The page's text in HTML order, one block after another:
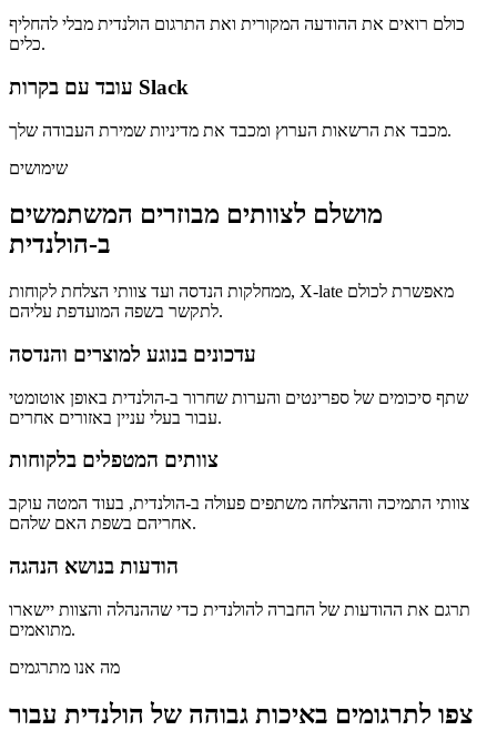
כולם רואים את ההודעה המקורית ואת התרגום הולנדית מבלי להחליף
כלים.
עובד עם בקרות Slack
מכבד את הרשאות הערוץ ומכבד את מדיניות שמירת העבודה שלך.
שימושים
מושלם לצוותים מבוזרים המשתמשים
ב-הולנדית
ממחלקות הנדסה ועד צוותי הצלחת לקוחות, X-late מאפשרת לכולם
לתקשר בשפה המועדפת עליהם.
עדכונים בנוגע למוצרים והנדסה
שתף סיכומים של ספרינטים והערות שחרור ב-הולנדית באופן אוטומטי
עבור בעלי עניין באזורים אחרים.
צוותים המטפלים בלקוחות
צוותי התמיכה וההצלחה משתפים פעולה ב-הולנדית, בעוד המטה עוקב
אחריהם בשפת האם שלהם.
הודעות בנושא הנהגה
תרגם את ההודעות של החברה להולנדית כדי שההנהלה והצוות יישארו
מתואמים.
מה אנו מתרגמים
צפו לתרגומים באיכות גבוהה של הולנדית עבור